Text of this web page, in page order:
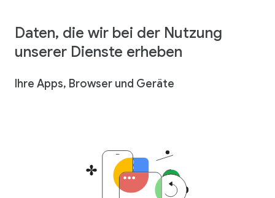
Daten, die wir bei der Nutzung
unserer Dienste erheben
Ihre Apps, Browser und Geräte